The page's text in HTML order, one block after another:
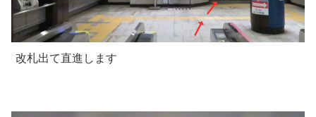
改札出て直進します